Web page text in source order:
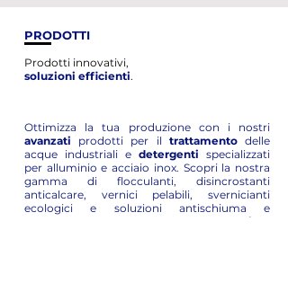
PRODOTTI
Prodotti innovativi,
soluzioni efficienti.
Ottimizza la tua produzione con i nostri
avanzati prodotti per il trattamentodelle
acque industriali e detergenti specializzati
per alluminio e acciaio inox. Scopri la nostra
gamma di flocculanti, disincrostanti
anticalcare, vernici pelabili, svernicianti
ecologici e soluzioni antischiuma e
massima